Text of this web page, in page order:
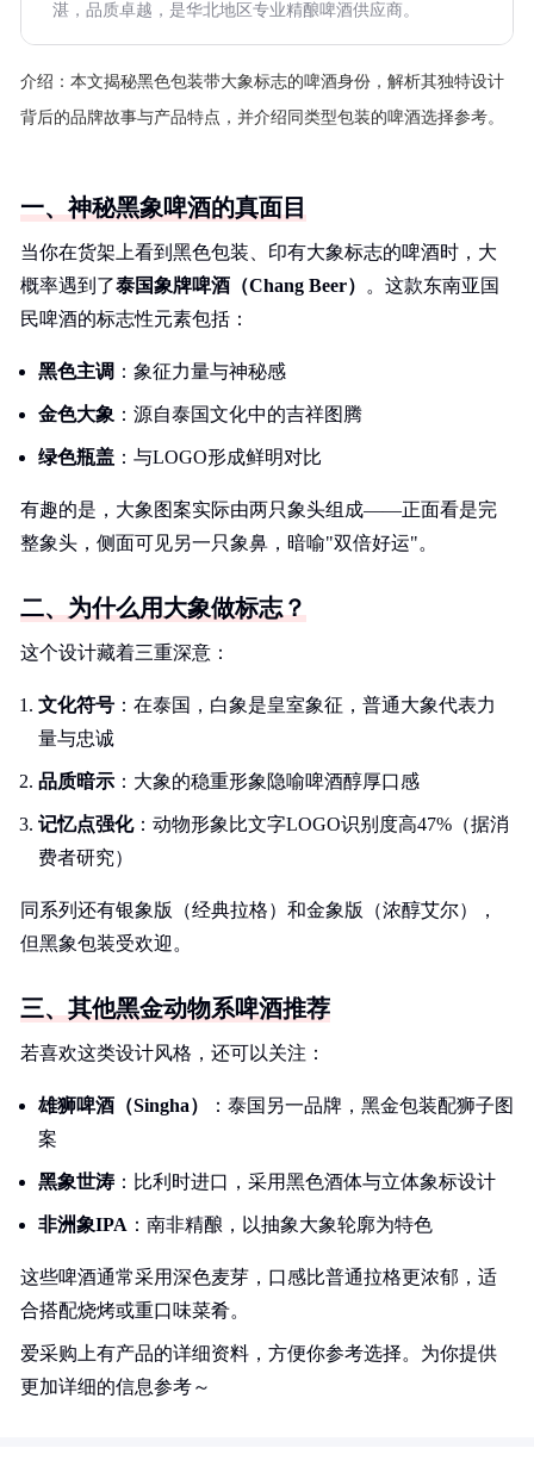
湛，品质卓越，是华北地区专业精酿啤酒供应商。
介绍： 本文揭秘黑色包装带大象标志的啤酒身份，解析其独特设计
背后的品牌故事与产品特点，并介绍同类型包装的啤酒选择参考。
一、神秘黑象啤酒的真面目
当你在货架上看到黑色包装、印有大象标志的啤酒时，大
概率遇到了泰国象牌啤酒（Chang Beer）
。这款东南亚国
民啤酒的标志性元素包括：
黑色主调 ：象征力量与神秘感
金色大象 ：源自泰国文化中的吉祥图腾
绿色瓶盖 ：与LOGO形成鲜明对比
有趣的是，大象图案实际由两只象头组成——正面看是完
整象头，侧面可见另一只象鼻，暗喻"双倍好运"。
二、为什么用大象做标志？
这个设计藏着三重深意：
文化符号 ：在泰国，白象是皇室象征，普通大象代表力
量与忠诚
品质暗示 ：大象的稳重形象隐喻啤酒醇厚口感
记忆点强化：动物形象比文字LOGO识别度高47%（据消
费者研究）
同系列还有银象版（经典拉格）和金象版（浓醇艾尔），
但黑象包装受欢迎。
三、其他黑金动物系啤酒推荐
若喜欢这类设计风格，还可以关注：
雄狮啤酒（Singha）
：泰国另一品牌，黑金包装配狮子图
案
黑象世涛：比利时进口，采用黑色酒体与立体象标设计
非洲象IPA ：南非精酿，以抽象大象轮廓为特色
这些啤酒通常采用深色麦芽，口感比普通拉格更浓郁，适
合搭配烧烤或重口味菜肴。
爱采购上有产品的详细资料，方便你参考选择。为你提供
更加详细的信息参考～